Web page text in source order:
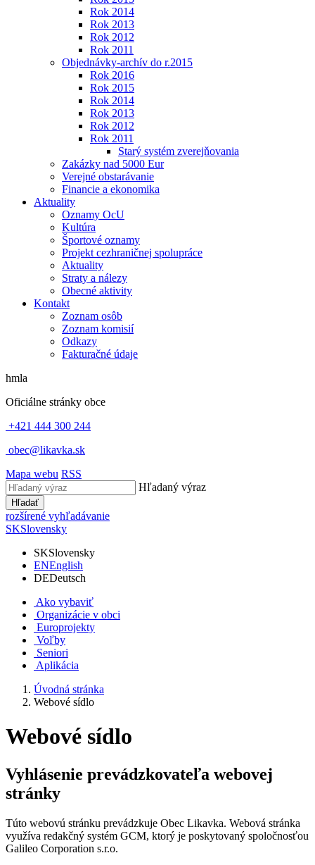
Rok 2014
Rok 2013
Rok 2012
Rok 2011
Objednávky-archív do r.2015
Rok 2016
Rok 2015
Rok 2014
Rok 2013
Rok 2012
Rok 2011
Starý systém zverejňovania
Zakázky nad 5000 Eur
Verejné obstarávanie
Financie a ekonomika
Aktuality
Oznamy OcU
Kultúra
Športové oznamy
Projekt cezhraničnej spolupráce
Aktuality
Straty a nálezy
Obecné aktivity
Kontakt
Zoznam osôb
Zoznam komisií
Odkazy
Fakturačné údaje
hmla
Oficiálne stránky obce
+421 444 300 244
obec@likavka.sk
Mapa webu RSS
Hľadaný výraz
Hľadať
rozšírené vyhľadávanie
SKSlovensky
SKSlovensky
ENEnglish
DEDeutsch
Ako vybaviť
Organizácie v obci
Europrojekty
Voľby
Seniori
Aplikácia
Úvodná stránka
Webové sídlo
Webové sídlo
Vyhlásenie prevádzkovateľa webovej
stránky
Túto webovú stránku prevádzkuje Obec Likavka. Webová stránka
využíva redakčný systém GCM, ktorý je poskytovaný spoločnosťou
Galileo Corporation s.r.o.